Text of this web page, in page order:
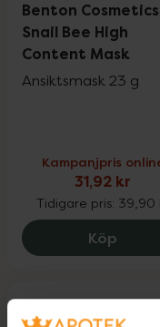
Benton Cosmetics
Snail Bee High
Content Mask
Ansiktsmask 23 g
Kampanjpris
31,92 kr
Tidigare pris: 39,90
Köp